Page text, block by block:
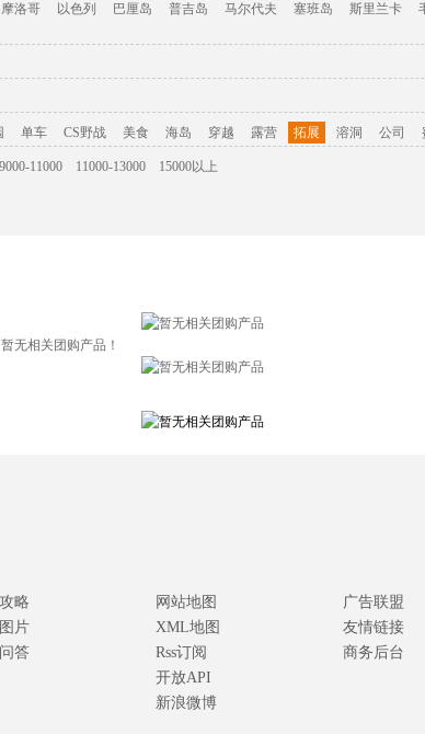
摩洛哥 以色列 巴厘岛 普吉岛 马尔代夫 塞班岛 斯里兰卡
单车 CS野战 美食 海岛 穿越 露营 拓展 溶洞 公司
9000-11000 11000-13000
15000以上
略
片
答
网站地图
XML地图
Rss订阅
开放API
新浪微博
广告联盟
友情链接
商务后台